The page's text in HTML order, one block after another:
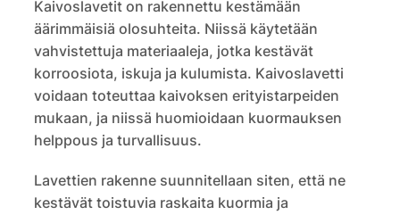
Kaivoslavetit on rakennettu kestämään
äärimmäisiä olosuhteita. Niissä käytetään
vahvistettuja materiaaleja, jotka kestävät
korroosiota, iskuja ja kulumista. Kaivoslavetti
voidaan toteuttaa kaivoksen erityistarpeiden
mukaan, ja niissä huomioidaan kuormauksen
helppous ja turvallisuus.
Lavettien rakenne suunnitellaan siten, että ne
kestävät toistuvia raskaita kuormia ja